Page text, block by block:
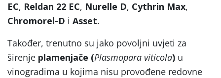
EC, Reldan 22 EC, Nurelle D, Cythrin Max,
Chromorel-D i Asset.
Također, trenutno su jako povoljni uvjeti za
širenje plamenjače (Plasmopara viticola) u
vinogradima u kojima nisu provođene redovne